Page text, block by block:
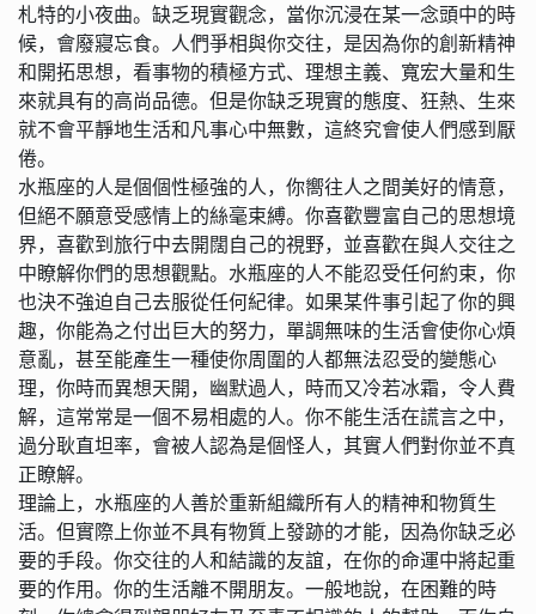
札特的小夜曲。缺乏現實觀念，當你沉浸在某一念頭中的時
候，會廢寢忘食。人們爭相與你交往，是因為你的創新精神
和開拓思想，看事物的積極方式、理想主義、寬宏大量和生
來就具有的高尚品德。但是你缺乏現實的態度、狂熱、生來
就不會平靜地生活和凡事心中無數，這終究會使人們感到厭
倦。
水瓶座的人是個個性極強的人，你嚮往人之間美好的情意，
但絕不願意受感情上的絲毫束縛。你喜歡豐富自己的思想境
界，喜歡到旅行中去開闊自己的視野，並喜歡在與人交往之
中瞭解你們的思想觀點。水瓶座的人不能忍受任何約束，你
也決不強迫自己去服從任何紀律。如果某件事引起了你的興
趣，你能為之付出巨大的努力，單調無味的生活會使你心煩
意亂，甚至能產生一種使你周圍的人都無法忍受的變態心
理，你時而異想天開，幽默過人，時而又冷若冰霜，令人費
解，這常常是一個不易相處的人。你不能生活在謊言之中，
過分耿直坦率，會被人認為是個怪人，其實人們對你並不真
正瞭解。
理論上，水瓶座的人善於重新組織所有人的精神和物質生
活。但實際上你並不具有物質上發跡的才能，因為你缺乏必
要的手段。你交往的人和結識的友誼，在你的命運中將起重
要的作用。你的生活離不開朋友。一般地說，在困難的時